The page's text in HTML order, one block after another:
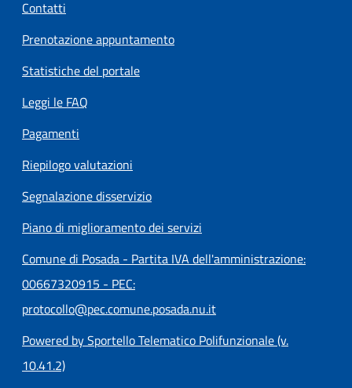
Contatti
Prenotazione appuntamento
Statistiche del portale
Leggi le FAQ
Pagamenti
Riepilogo valutazioni
Segnalazione disservizio
Piano di miglioramento dei servizi
Comune di Posada - Partita IVA dell'amministrazione:
00667320915 - PEC:
protocollo@pec.comune.posada.nu.it
Powered by Sportello Telematico Polifunzionale (v.
10.41.2)